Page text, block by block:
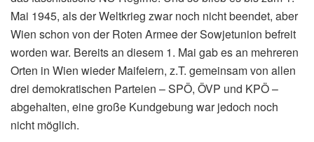
Mai 1945, als der Weltkrieg zwar noch nicht beendet, aber
Wien schon von der Roten Armee der Sowjetunion befreit
worden war. Bereits an diesem 1. Mai gab es an mehreren
Orten in Wien wieder Maifeiern, z.T. gemeinsam von allen
drei demokratischen Parteien – SPÖ, ÖVP und KPÖ –
abgehalten, eine große Kundgebung war jedoch noch
nicht möglich.